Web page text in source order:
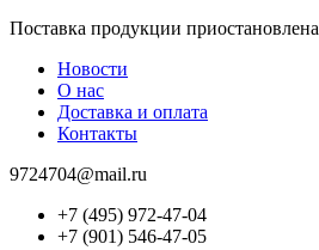
Поставка продукции приостановлена
Новости
О нас
Доставка и оплата
Контакты
9724704@mail.ru
+7 (495) 972-47-04
+7 (901) 546-47-05